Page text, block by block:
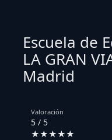
Escuela de
LA GRAN
Madrid
Valoración
5 / 5
★★★★★